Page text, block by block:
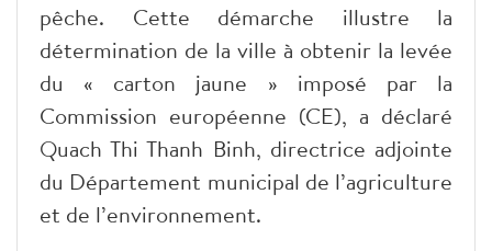
pêche. Cette démarche illustre la
détermination de la ville à obtenir la levée
du « carton jaune » imposé par la
Commission européenne (CE), a déclaré
Quach Thi Thanh Binh, directrice adjointe
du Département municipal de l’agriculture
et de l’environnement.